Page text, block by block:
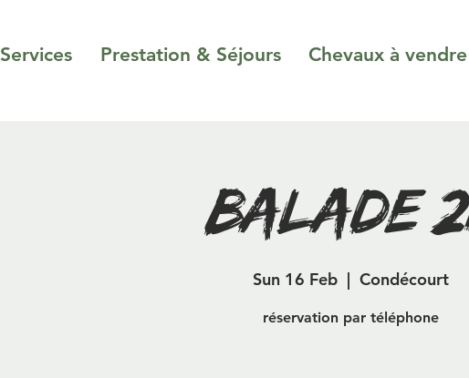
Services Prestation & Séjours Chevaux à vendre
Balade
Sun 16 Feb
  |
Condécourt
réservation par téléphone